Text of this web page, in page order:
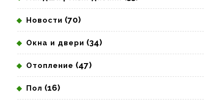
Новости (70)
Окна и двери (34)
Отопление (47)
Пол (16)